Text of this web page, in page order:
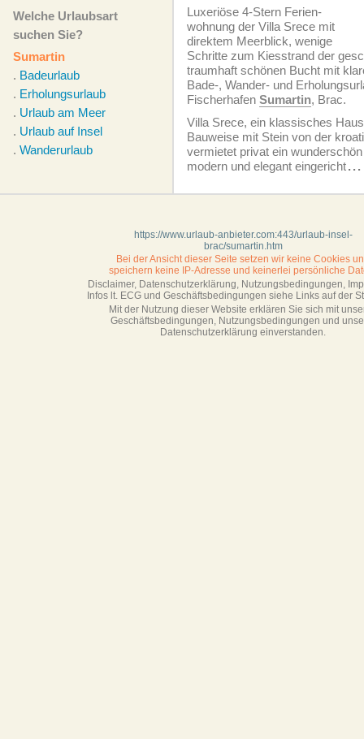
Welche Urlaubsart
suchen Sie?
Sumartin
. Badeurlaub
. Erholungsurlaub
. Urlaub am Meer
. Urlaub auf Insel
. Wanderurlaub
Luxeriöse 4-Stern Ferien­
wohnung der Villa Srece mit
direktem Meerblick, wenige
Schritte zum Kiesstrand der
traumhaft schönen Bucht mit
Bade-, Wander- und
Fischerhafen Sumartin, Brac.
Villa Srece, ein klassisches
Bauweise mit Stein von der
vermietet privat ein
modern und elegant eingericht...
https://www.urlaub-anbieter.com:443/urlaub-insel-
brac/sumartin.htm
Bei der Ansicht dieser Seite setzen wir keine Cookies
speichern keine IP-Adresse und keinerlei persönliche
Disclaimer, Datenschutzerklärung, Nutzungsbedingungen,
Infos lt. ECG und Geschäftsbedingungen siehe Links auf der
Mit der Nutzung dieser Website erklären Sie sich mit
Geschäftsbedin­gungen, Nutzungsbedingungen und
Datenschutzerklärung einverstanden.